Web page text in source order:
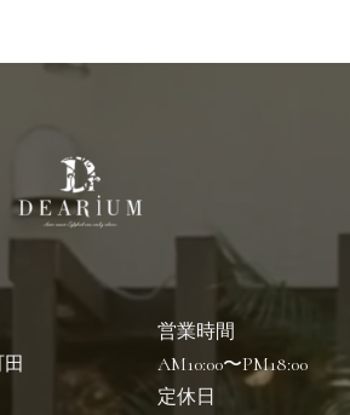
営業時間
AM10:00〜PM18:00
定休日